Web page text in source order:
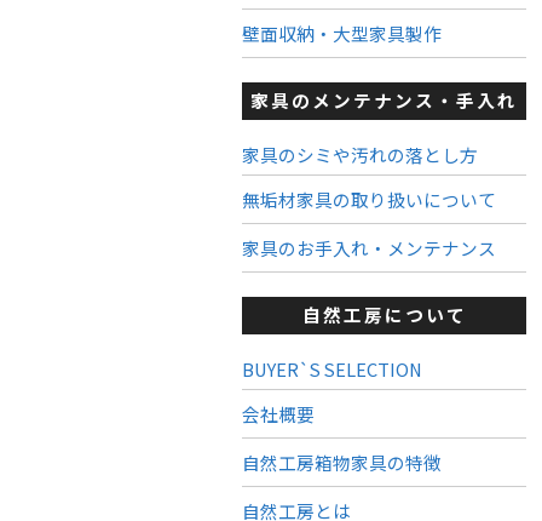
壁面収納・大型家具製作
家具のメンテナンス・手入れ
家具のシミや汚れの落とし方
無垢材家具の取り扱いについて
家具のお手入れ・メンテナンス
自然工房について
BUYER`S SELECTION
会社概要
自然工房箱物家具の特徴
自然工房とは